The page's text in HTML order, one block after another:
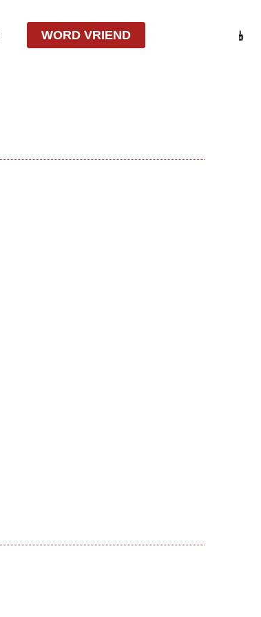
WORD VRIEND